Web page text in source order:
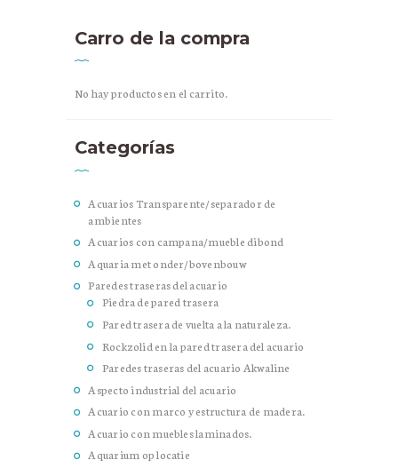
Carro de la compra
No hay productos en el carrito.
Categorías
Acuarios Transparente/separador de
ambientes
Acuarios con campana/mueble dibond
Aquaria met onder/bovenbouw
Paredes traseras del acuario
Piedra de pared trasera
Pared trasera de vuelta a la naturaleza.
Rockzolid en la pared trasera del acuario
Paredes traseras del acuario Akwaline
Aspecto industrial del acuario
Acuario con marco y estructura de madera.
Acuario con muebles laminados.
Aquarium op locatie